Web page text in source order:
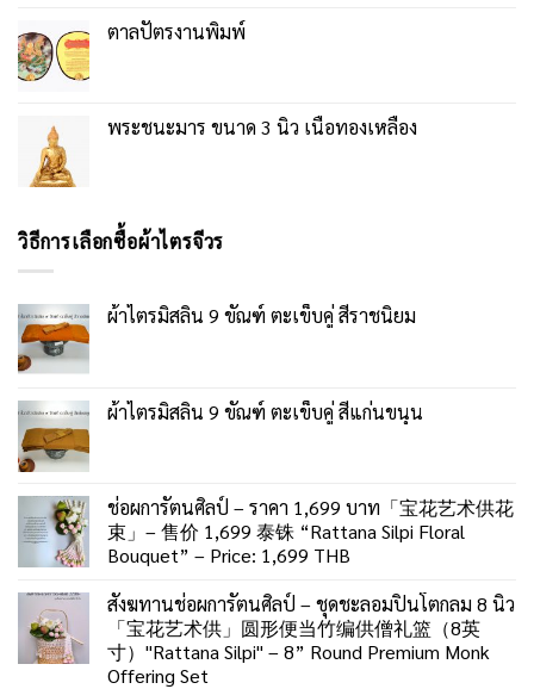
ตาลปัตรงานพิมพ์
พระชนะมาร ขนาด 3 นิ้ว เนื้อทองเหลือง
วิธีการเลือกซื้อผ้าไตรจีวร
ผ้าไตรมิสลิน 9 ขัณฑ์ ตะเข็บคู่ สีราชนิยม
ผ้าไตรมิสลิน 9 ขัณฑ์ ตะเข็บคู่ สีแก่นขนุน
ช่อผการัตนศิลป์ – ราคา 1,699 บาท「宝花艺术供花
束」– 售价 1,699 泰铢 “Rattana Silpi Floral
Bouquet” – Price: 1,699 THB
สังฆทานช่อผการัตนศิลป์ – ชุดชะลอมปิ่นโตกลม 8 นิ้ว
「宝花艺术供」圆形便当竹编供僧礼篮（8英
寸）"Rattana Silpi" – 8” Round Premium Monk
Offering Set